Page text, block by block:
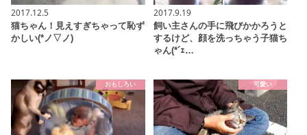
2017.12.5
猫ちゃん！見えすぎちゃって恥ず
かしい(*ノ▽ノ)
2017.9.19
飼い主さんの手に飛びかかろうと
するけど、顔を洗っちゃう子猫ち
ゃん(*´ｪ…
おもしろい 可愛い